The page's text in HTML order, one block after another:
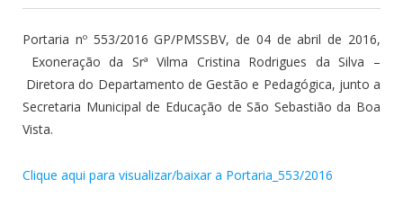
Portaria nº 553/2016 GP/PMSSBV, de 04 de abril de 2016,
Exoneração da Srª Vilma Cristina Rodrigues da Silva –
Diretora do Departamento de Gestão e Pedagógica, junto a
Secretaria Municipal de Educação de São Sebastião da Boa
Vista.
Clique aqui para visualizar/baixar a Portaria_553/2016